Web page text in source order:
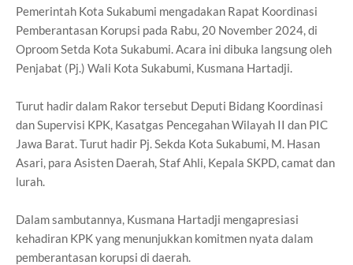
Pemerintah Kota Sukabumi mengadakan Rapat Koordinasi
Pemberantasan Korupsi pada Rabu, 20 November 2024, di
Oproom Setda Kota Sukabumi. Acara ini dibuka langsung oleh
Penjabat (Pj.) Wali Kota Sukabumi, Kusmana Hartadji.
Turut hadir dalam Rakor tersebut Deputi Bidang Koordinasi
dan Supervisi KPK, Kasatgas Pencegahan Wilayah II dan PIC
Jawa Barat. Turut hadir Pj. Sekda Kota Sukabumi, M. Hasan
Asari, para Asisten Daerah, Staf Ahli, Kepala SKPD, camat dan
lurah.
Dalam sambutannya, Kusmana Hartadji mengapresiasi
kehadiran KPK yang menunjukkan komitmen nyata dalam
pemberantasan korupsi di daerah.